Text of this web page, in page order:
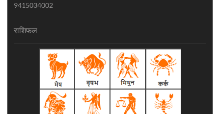
9415034002
राशिफल